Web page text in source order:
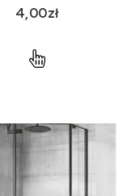
4,00zł